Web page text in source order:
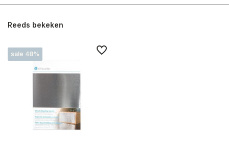
Reeds bekeken
sale 48%